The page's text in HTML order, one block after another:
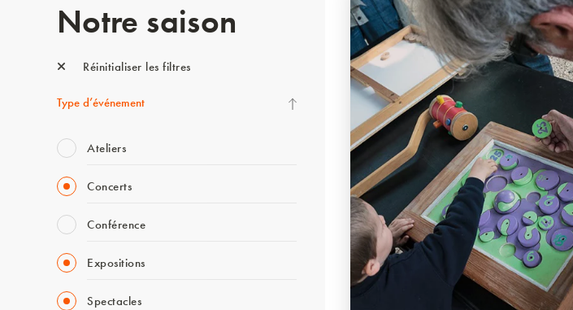
Notre saison
Réinitialiser les filtres
Type d’événement
Ateliers
Concerts
Conférence
Expositions
Spectacles